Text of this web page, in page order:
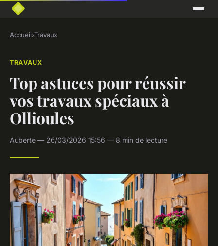
Accueil›Travaux
TRAVAUX
Top astuces pour réussir
vos travaux spéciaux à
Ollioules
Auberte — 26/03/2026 15:56 — 8 min de lecture